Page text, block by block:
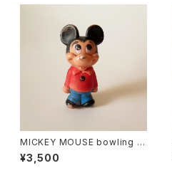
MICKEY MOUSE bowling pi
n figure ・ミッキーマウス ボー
リングピン U.S.A
¥3,500